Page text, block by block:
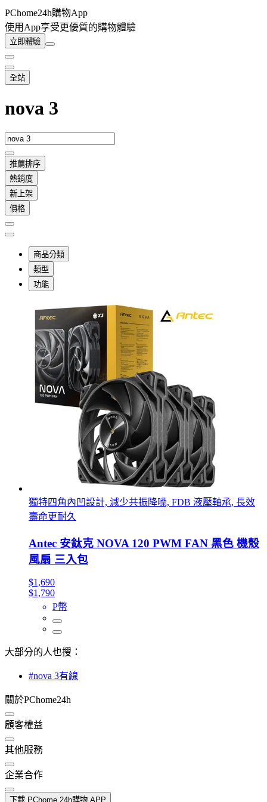
PChome24h購物App
使用App享受更優質的購物體驗
立即體驗
全站
nova 3
推薦排序
熱銷度
新上架
價格
商品分類
類型
功能
獨特四角內凹設計, 減少共振降噪, FDB 液壓軸承, 長效
壽命更耐久
Antec 安鈦克 NOVA 120 PWM FAN 黑色 機殼
風扇 三入包
$1,690
$1,790
P幣
大部分的人也搜：
#nova 3有線
關於PChome24h
顧客權益
其他服務
企業合作
下載 PChome 24h購物 APP